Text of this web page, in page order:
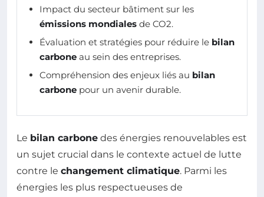
Impact du secteur bâtiment sur les
émissions mondiales de CO2.
Évaluation et stratégies pour réduire le bilan
carbone au sein des entreprises.
Compréhension des enjeux liés au bilan
carbone pour un avenir durable.
Le bilan carbone des énergies renouvelables est
un sujet crucial dans le contexte actuel de lutte
contre le changement climatique. Parmi les
énergies les plus respectueuses de